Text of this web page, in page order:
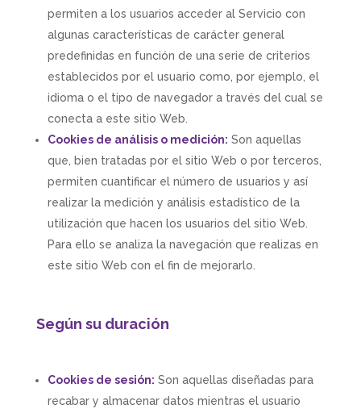
permiten a los usuarios acceder al Servicio con
algunas características de carácter general
predefinidas en función de una serie de criterios
establecidos por el usuario como, por ejemplo, el
idioma o el tipo de navegador a través del cual se
conecta a este sitio Web.
Cookies de análisis o medición: Son aquellas
que, bien tratadas por el sitio Web o por terceros,
permiten cuantificar el número de usuarios y así
realizar la medición y análisis estadístico de la
utilización que hacen los usuarios del sitio Web.
Para ello se analiza la navegación que realizas en
este sitio Web con el fin de mejorarlo.
Según su duración
Cookies de sesión: Son aquellas diseñadas para
recabar y almacenar datos mientras el usuario